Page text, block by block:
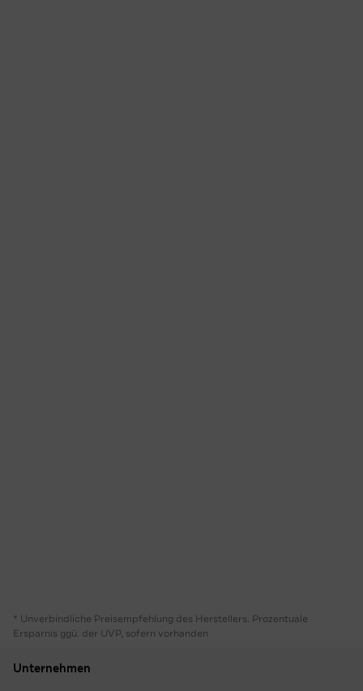
* Unverbindliche Preisempfehlung des Herstellers. Prozentuale
Ersparnis ggü. der UVP, sofern vorhanden
Unternehmen